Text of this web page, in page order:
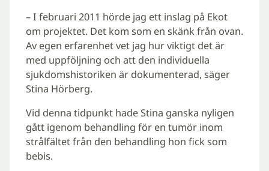
– I februari 2011 hörde jag ett inslag på Ekot
om projektet. Det kom som en skänk från ovan.
Av egen erfarenhet vet jag hur viktigt det är
med uppföljning och att den individuella
sjukdomshistoriken är dokumenterad, säger
Stina Hörberg.
Vid denna tidpunkt hade Stina ganska nyligen
gått igenom behandling för en tumör inom
strålfältet från den behandling hon fick som
bebis.